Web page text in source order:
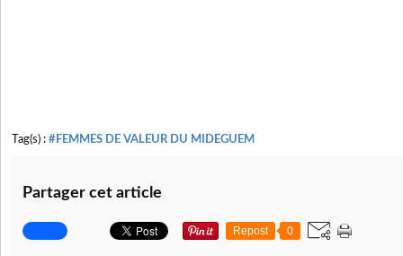
Tag(s) : #FEMMES DE VALEUR DU MIDEGUEM
Partager cet article
Repost 0